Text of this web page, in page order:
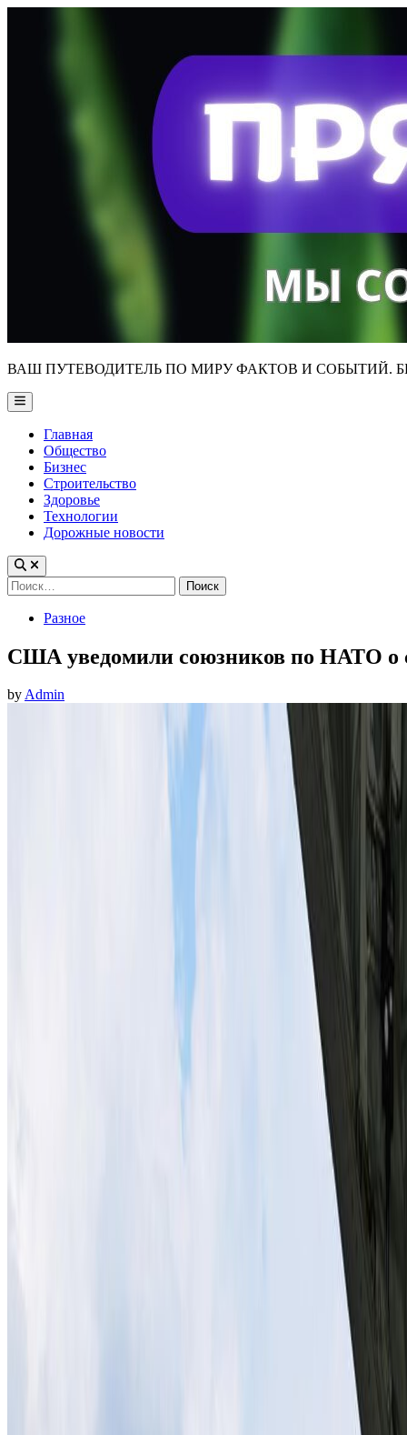
ВАШ ПУТЕВОДИТЕЛЬ ПО МИРУ ФАКТОВ И СОБЫТИЙ.
Main
Menu
Главная
Общество
Бизнес
Строительство
Здоровье
Технологии
Дорожные новости
Найти:
PostedРазное
США уведомили союзников по НАТО о
byAdmin